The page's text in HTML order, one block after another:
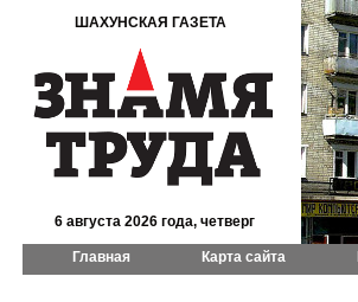
ШАХУНСКАЯ ГАЗЕТА
6 августа 2026 года, четверг
Главная Карта сайта